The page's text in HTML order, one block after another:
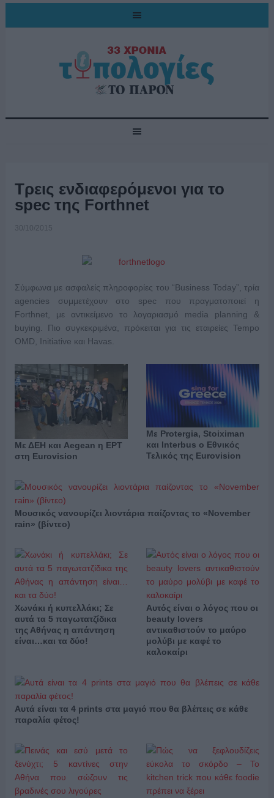
Τρεις ενδιαφερόμενοι για το
spec της Forthnet
30/10/2015
Σύμφωνα με ασφαλείς πληροφορίες του “Business Today”, τρία
agencies συμμετέχουν στο spec που πραγματοποιεί η
Forthnet, με αντικείμενο το λογαριασμό media planning &
buying. Πιο συγκεκριμένα, πρόκειται για τις εταιρείες Tempo
OMD, Initiative και Havas.
Με ΔΕΗ και Aegean η ΕΡΤ
στη Eurovision
Με Protergia, Stoiximan
και Interbus ο Εθνικός
Τελικός της Eurovision
Μουσικός νανουρίζει λιοντάρια παίζοντας το «November
rain» (βίντεο)
Χωνάκι ή κυπελλάκι; Σε
αυτά τα 5 παγωτατζίδικα
της Αθήνας η απάντηση
είναι…και τα δύο!
Αυτός είναι ο λόγος που οι
beauty lovers
αντικαθιστούν το μαύρο
μολύβι με καφέ το
καλοκαίρι
Αυτά είναι τα 4 prints στα μαγιό που θα βλέπεις σε κάθε
παραλία φέτος!